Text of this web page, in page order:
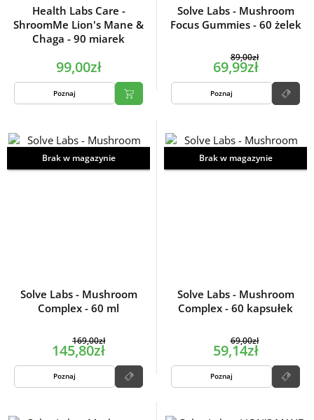
Health Labs Care -
ShroomMe Lion's Mane &
Chaga - 90 miarek
99,00zł
Poznaj
Solve Labs - Mushroom
Focus Gummies - 60 żelek
89,00zł
69,99zł
Poznaj
Brak w magazynie
Solve Labs - Mushroom
Complex - 60 ml
169,00zł
145,80zł
Poznaj
Brak w magazynie
Solve Labs - Mushroom
Complex - 60 kapsułek
69,00zł
59,14zł
Poznaj